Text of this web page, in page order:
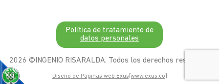
Política de tratamiento de
datos personales
2026 ©INGENIO RISARALDA. Todos los derechos resevados
Diseño de Páginas web Exus[www.exus.co]